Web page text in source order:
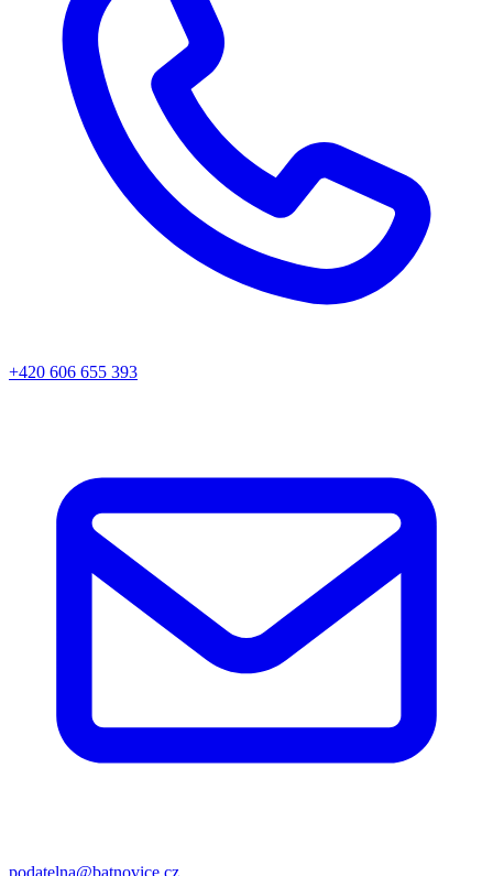
+420 606 655 393
podatelna@batnovice.cz